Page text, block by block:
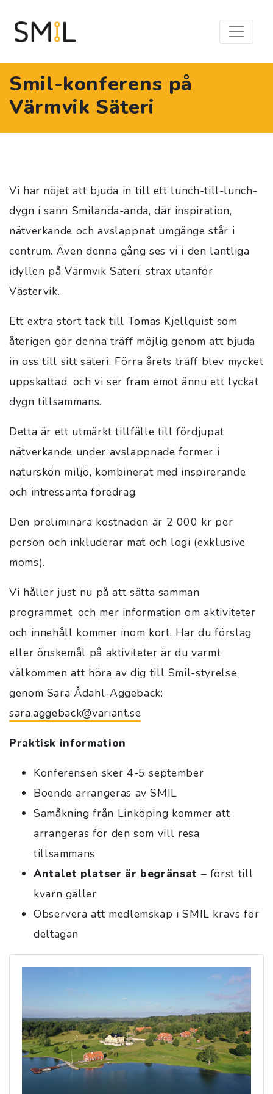
Smil-konferens på
Värmvik Säteri
Vi har nöjet att bjuda in till ett lunch-till-lunch-
dygn i sann Smilanda-anda, där inspiration,
nätverkande och avslappnat umgänge står i
centrum. Även denna gång ses vi i den lantliga
idyllen på Värmvik Säteri, strax utanför
Västervik.
Ett extra stort tack till Tomas Kjellquist som
återigen gör denna träff möjlig genom att bjuda
in oss till sitt säteri. Förra årets träff blev mycket
uppskattad, och vi ser fram emot ännu ett lyckat
dygn tillsammans.
Detta är ett utmärkt tillfälle till fördjupat
nätverkande under avslappnade former i
naturskön miljö, kombinerat med inspirerande
och intressanta föredrag.
Den preliminära kostnaden är 2 000 kr per
person och inkluderar mat och logi (exklusive
moms).
Vi håller just nu på att sätta samman
programmet, och mer information om aktiviteter
och innehåll kommer inom kort. Har du förslag
eller önskemål på aktiviteter är du varmt
välkommen att höra av dig till Smil-styrelse
genom Sara Ådahl-Aggebäck:
sara.aggeback@variant.se
Praktisk information
Konferensen sker 4-5 september
Boende arrangeras av SMIL
Samåkning från Linköping kommer att
arrangeras för den som vill resa
tillsammans
Antalet platser är begränsat – först till
kvarn gäller
Observera att medlemskap i SMIL krävs för
deltagan